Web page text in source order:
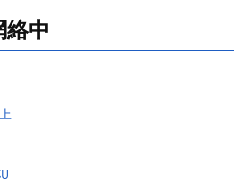
絡中